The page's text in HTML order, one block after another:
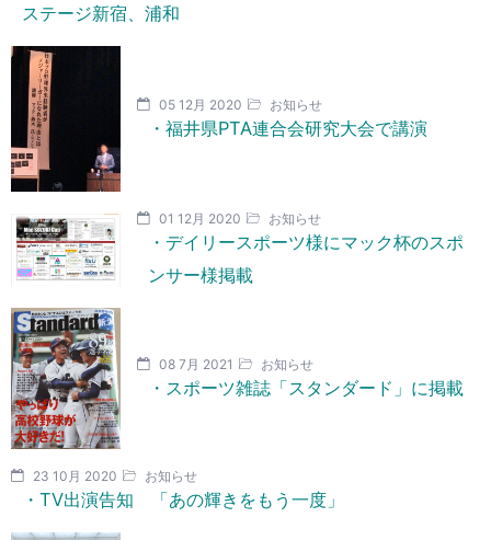
ステージ新宿、浦和
05 12月 2020 お知らせ
・福井県PTA連合会研究大会で講演
01 12月 2020 お知らせ
・デイリースポーツ様にマック杯のスポ
ンサー様掲載
08 7月 2021 お知らせ
・スポーツ雑誌「スタンダード」に掲載
23 10月 2020 お知らせ
・TV出演告知 「あの輝きをもう一度」